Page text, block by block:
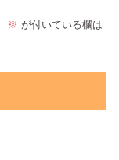
※ が付いている欄は